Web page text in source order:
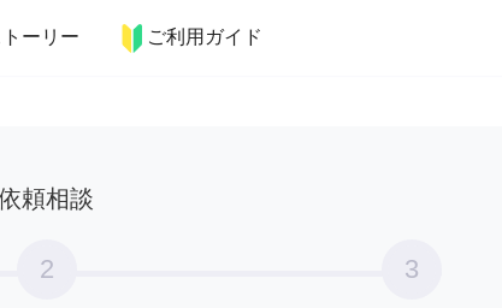
トーリー ご利用ガイド
い事 ペット 料理
頼相談
2 3